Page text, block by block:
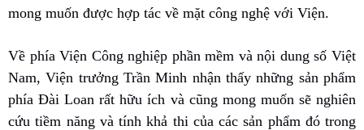
mong muốn được hợp tác về mặt công nghệ với Viện.
Về phía Viện Công nghiệp phần mềm và nội dung số Việt
Nam, Viện trưởng Trần Minh nhận thấy những sản phẩm
phía Đài Loan rất hữu ích và cũng mong muốn sẽ nghiên
cứu tiềm năng và tính khả thi của các sản phẩm đó trong